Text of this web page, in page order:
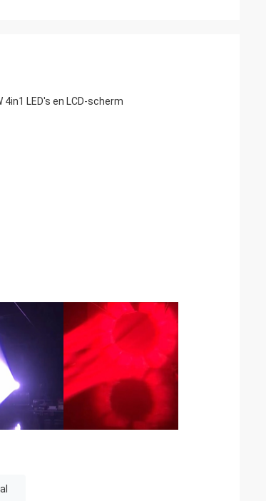
LED's en LCD-scherm